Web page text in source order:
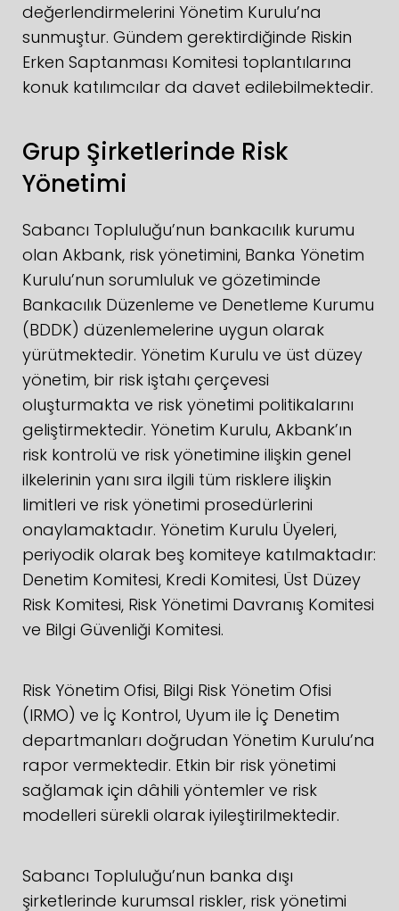
değerlendirmelerini Yönetim Kurulu’na
sunmuştur. Gündem gerektirdiğinde Riskin
Erken Saptanması Komitesi toplantılarına
konuk katılımcılar da davet edilebilmektedir.
Grup Şirketlerinde Risk
Yönetimi
Sabancı Topluluğu’nun bankacılık kurumu
olan Akbank, risk yönetimini, Banka Yönetim
Kurulu’nun sorumluluk ve gözetiminde
Bankacılık Düzenleme ve Denetleme Kurumu
(BDDK) düzenlemelerine uygun olarak
yürütmektedir. Yönetim Kurulu ve üst düzey
yönetim, bir risk iştahı çerçevesi
oluşturmakta ve risk yönetimi politikalarını
geliştirmektedir. Yönetim Kurulu, Akbank’ın
risk kontrolü ve risk yönetimine ilişkin genel
ilkelerinin yanı sıra ilgili tüm risklere ilişkin
limitleri ve risk yönetimi prosedürlerini
onaylamaktadır. Yönetim Kurulu Üyeleri,
periyodik olarak beş komiteye katılmaktadır:
Denetim Komitesi, Kredi Komitesi, Üst Düzey
Risk Komitesi, Risk Yönetimi Davranış Komitesi
ve Bilgi Güvenliği Komitesi.
Risk Yönetim Ofisi, Bilgi Risk Yönetim Ofisi
(IRMO) ve İç Kontrol, Uyum ile İç Denetim
departmanları doğrudan Yönetim Kurulu’na
rapor vermektedir. Etkin bir risk yönetimi
sağlamak için dâhili yöntemler ve risk
modelleri sürekli olarak iyileştirilmektedir.
Sabancı Topluluğu’nun banka dışı
şirketlerinde kurumsal riskler, risk yönetimi